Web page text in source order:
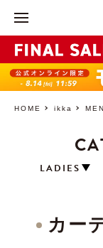
HOME ikka
LADIES
カー